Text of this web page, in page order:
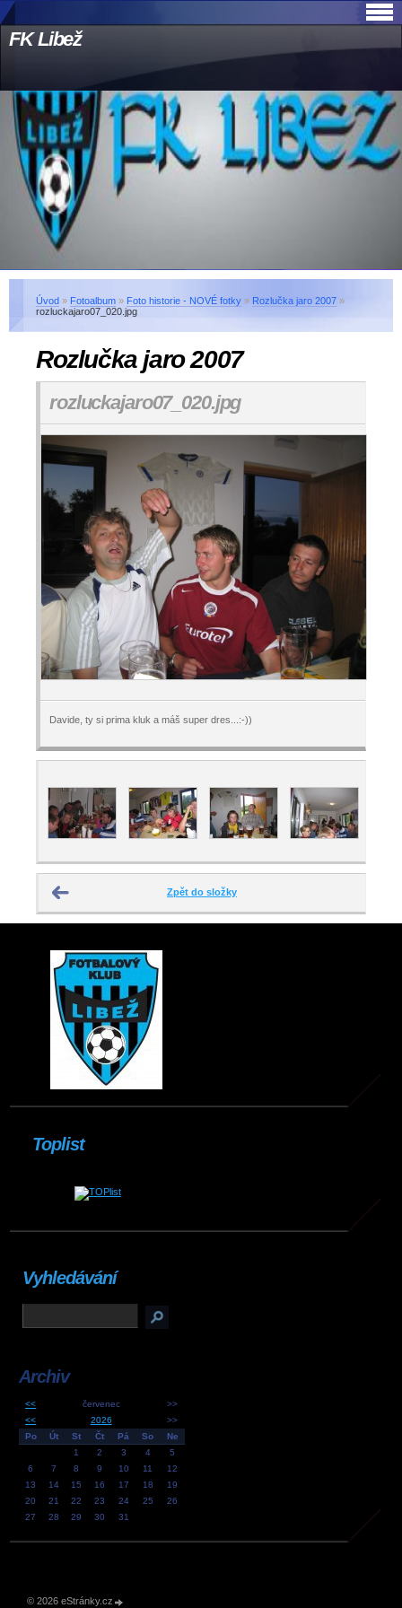
FK Libež
Úvod » Fotoalbum » Foto historie - NOVÉ fotky » Rozlučka jaro 2007 »
rozluckajaro07_020.jpg
Rozlučka jaro 2007
rozluckajaro07_020.jpg
Davide, ty si prima kluk a máš super dres...:-))
Zpět do složky
Toplist
Vyhledávání
Archiv
<< červenec
>>
<<
2026
>>
Po
Út St Čt Pá So
Ne
1
2 3 4
5
6
7 8 9 10 11
12
13
14 15 16 17 18
19
20
21 22 23 24 25
26
27
28 29 30 31
© 2026 eStránky.cz